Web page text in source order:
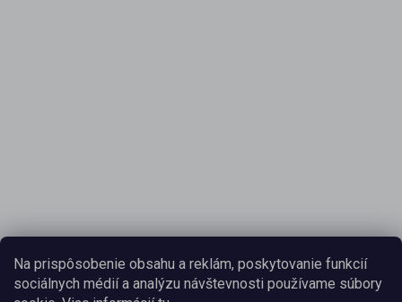
Na prispôsobenie obsahu a reklám, poskytovanie funkcií
sociálnych médií a analýzu návštevnosti používame súbory